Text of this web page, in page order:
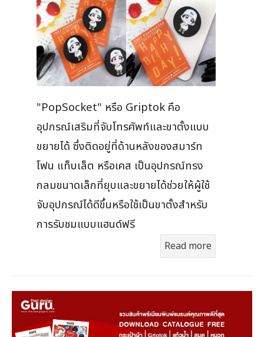
"PopSocket" หรือ Griptok คือ
อุปกรณ์เสริมที่จับโทรศัพท์และขาตั้งแบบ
ขยายได้ ซึ่งติดอยู่ที่ด้านหลังของสมาร์ท
โฟน แท็บเล็ต หรือเคส เป็นอุปกรณ์ทรง
กลมขนาดเล็กที่ยุบและขยายได้ช่วยให้ผู้ใช้
จับอุปกรณ์ได้ดีขึ้นหรือใช้เป็นขาตั้งสำหรับ
การรับชมแบบแฮนด์ฟรี
Read more